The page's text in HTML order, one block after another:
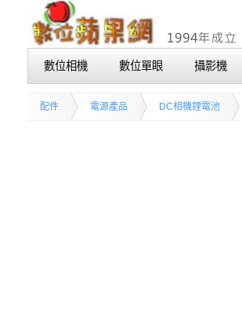
數位相機 數位單眼 攝影機
配件 電源產品 DC相機鋰電池